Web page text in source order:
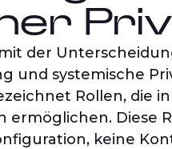
der
und systemische
Rollen, die
ermöglichen. Diese
keine